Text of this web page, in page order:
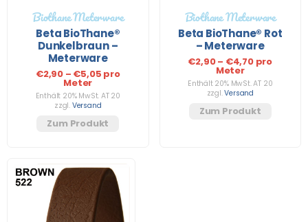
Biothane Meterware
Beta BioThane®
Dunkelbraun –
Meterware
€2,90– €5,05 pro
Meter
Enthält 20% MwSt. AT 20
zzgl. Versand
Zum Produkt
Biothane Meterware
Beta BioThane® Rot
– Meterware
€2,90– €4,70 pro
Meter
Enthält 20% MwSt. AT 20
zzgl.Versand
Zum Produkt